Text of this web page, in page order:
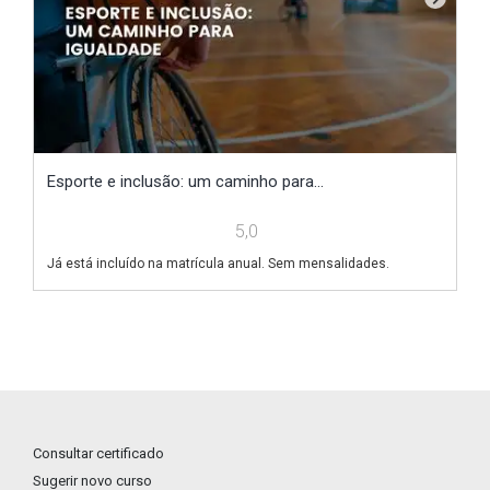
Esporte e inclusão: um caminho para...
5,0
Já está incluído na matrícula anual. Sem mensalidades.
Consultar certificado
Sugerir novo curso